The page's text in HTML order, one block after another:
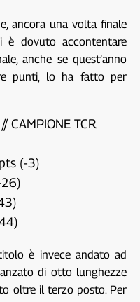
ancora una volta finale
è dovuto accontentare
anche se quest’anno
punti, lo ha fatto per
CAMPIONE TCR
(-3)
è invece andato ad
di otto lunghezze
oltre il terzo posto. Per